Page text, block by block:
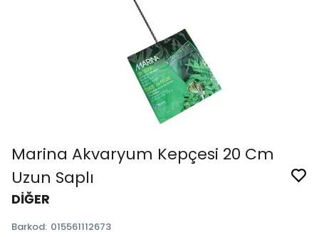
Marina Akvaryum Kepçesi 20 Cm
Uzun Saplı
DİĞER
Barkod: 015561112673